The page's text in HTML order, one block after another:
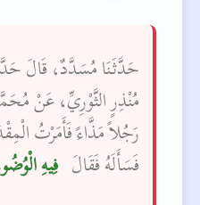
حَدَّثَنَا مُسَدَّدٌ، قَالَ
مُنْذِرٍ الثَّوْرِيِّ، عَنْ
رَجُلاً مَذَّاءً فَأَمَرْتُ
فَسَأَلَهُ فَقَالَ ‏
فِيهِ